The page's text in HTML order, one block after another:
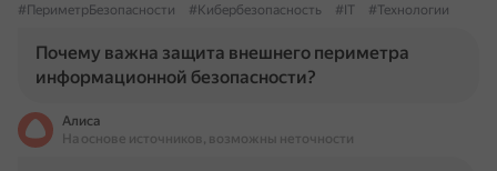
#ПериметрБезопасности
#Кибербезопасность #IT #Технологии
Почему важна защита внешнего периметра
информационной безопасности?
Алиса
На основе источников, возможны неточности